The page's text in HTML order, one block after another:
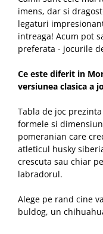
imens, dar si
legaturi
intreaga! Acum pot
preferata - jocurile
Ce este diferit in
versiunea clasica a
Tabla de joc
formele si
pomeranian care
atleticul husky
crescuta sau chiar
labradorul.
Alege pe rand cine
buldog, un